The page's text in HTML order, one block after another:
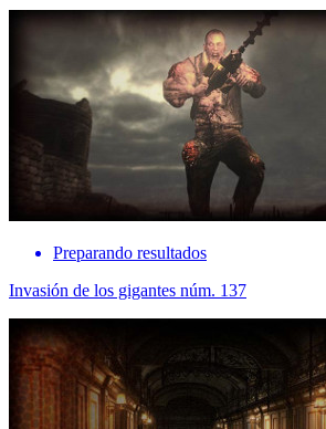
Preparando resultados
Invasión de los gigantes núm. 137